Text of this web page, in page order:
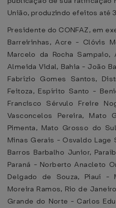
União, produzindo efeitos até
Presidente do CONFAZ, em
Barreirinhas, Acre - Clóvis
Marcelo da Rocha
Almeida Vidal, Bahia - João
Fabrízio Gomes Santos,
Feitoza, Espírito Santo -
Francisco Sérvulo Freire
Vasconcelos Pereira, Mato
Pimenta, Mato Grosso do
Minas Gerais - Osvaldo Lage
Barros Barbalho Junior,
Paraná - Norberto Anacleto
Delgado de Souza, Piauí -
Moreira Ramos, Rio de
Grande do Norte - Carlos